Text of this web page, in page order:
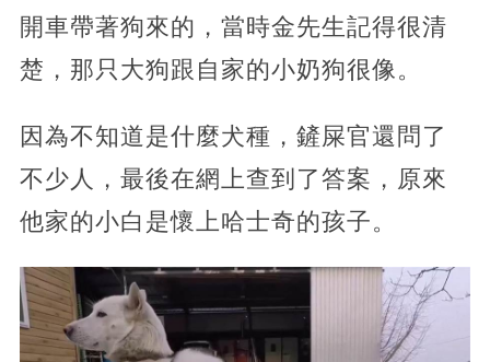
開車帶著狗來的，當時金先生記得很清
楚，那只大狗跟自家的小奶狗很像。
因為不知道是什麼犬種，鏟屎官還問了
不少人，最後在網上查到了答案，原來
他家的小白是懷上哈士奇的孩子。